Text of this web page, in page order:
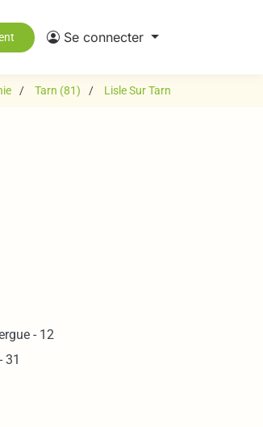
Se connecter
Tarn (81) Lisle Sur Tarn
- 12
31